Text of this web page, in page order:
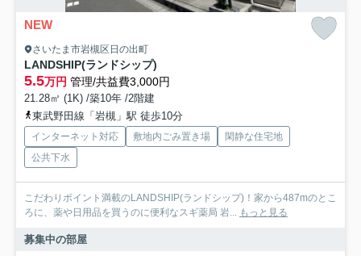
NEW
さいたま市岩槻区日の出町
LANDSHIP(ランドシップ)
5.5万円 管理/共益費3,000円
21.28㎡ (1K) /築10年 /2階建
東武野田線「岩槻」駅 徒歩10分
インターネット対応 敷地内ごみ置き場
閑静な住宅地
公共下水
こだわりポイント満載のLANDSHIP(ランドシップ)！家から487mのとこ
ろに、薬や日用品を買うのに便利なスギ薬局 岩... もっと見る
募集中の部屋